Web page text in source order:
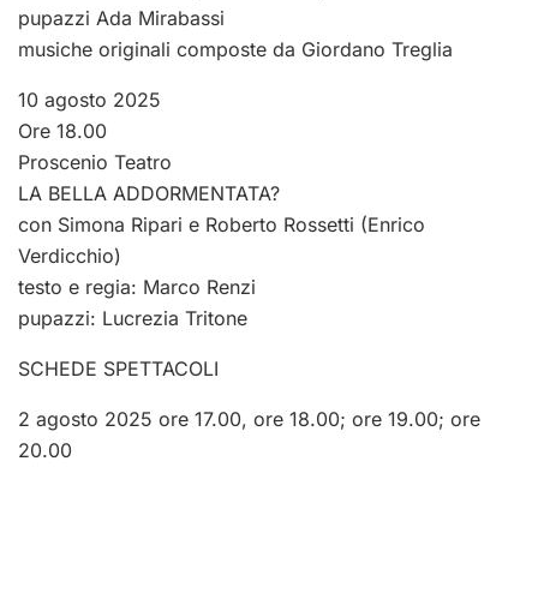
pupazzi Ada Mirabassi
musiche originali composte da Giordano Treglia
10 agosto 2025
Ore 18.00
Proscenio Teatro
LA BELLA ADDORMENTATA?
con Simona Ripari e Roberto Rossetti (Enrico
Verdicchio)
testo e regia: Marco Renzi
pupazzi: Lucrezia Tritone
SCHEDE SPETTACOLI
2 agosto 2025 ore 17.00, ore 18.00; ore 19.00; ore
20.00